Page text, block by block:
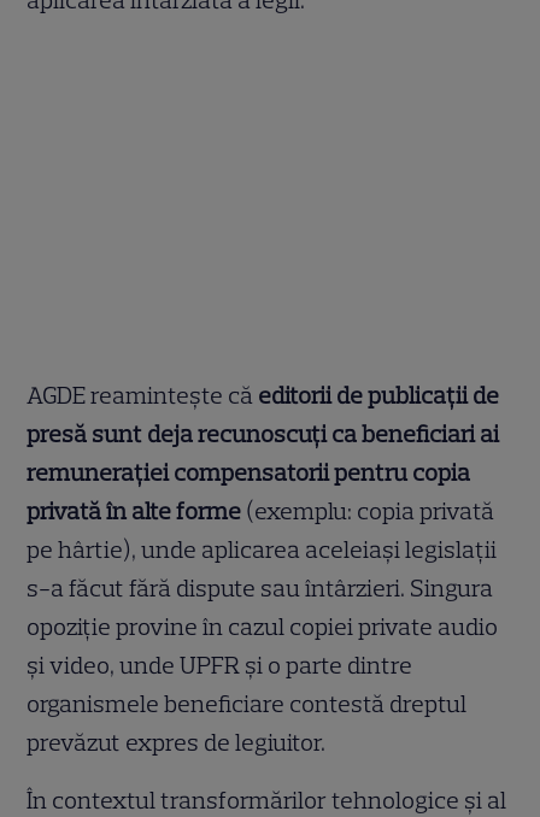
AGDE reamintește că editorii de publicații de
presă sunt deja recunoscuți ca beneficiari ai
remunerației compensatorii pentru copia
privată în alte forme (exemplu: copia privată
pe hârtie), unde aplicarea aceleiași legislații
s-a făcut fără dispute sau întârzieri. Singura
opoziție provine în cazul copiei private audio
și video, unde UPFR și o parte dintre
organismele beneficiare contestă dreptul
prevăzut expres de legiuitor.
În contextul transformărilor tehnologice și al